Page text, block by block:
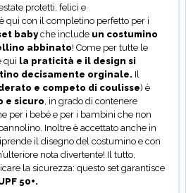
protetti, felici e
è qui con il completino perfetto per i
babyche include un costumino
abbinato! Come per tutte le
qui la praticità e il design si
decisamente orginale. Il
e competo di coulisse) è
e sicuro , in grado di contenere
per i bebé e per i bambini che non
Inoltre è accettato anche in
il disegno del costumino e con
nota divertente! Il tutto,
la sicurezza: questo set garantisce
50+.